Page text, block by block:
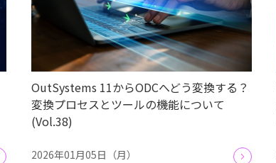
OutSystems 11からODCへどう変換する？
変換プロセスとツールの機能について
(Vol.38)
2026年01月05日（月）